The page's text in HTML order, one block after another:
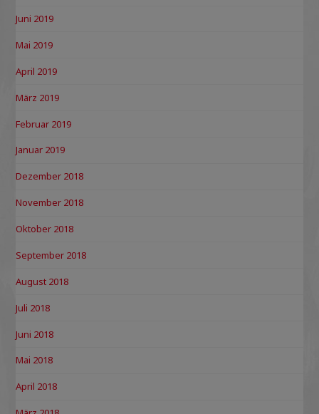
Juni 2019
Mai 2019
April 2019
März 2019
Februar 2019
Januar 2019
Dezember 2018
November 2018
Oktober 2018
September 2018
August 2018
Juli 2018
Juni 2018
Mai 2018
April 2018